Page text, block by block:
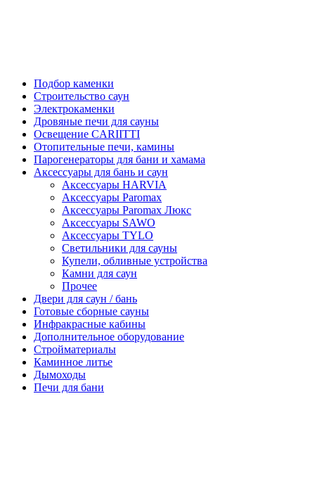
Подбор каменки
Строительство саун
Электрокаменки
Дровяные печи для сауны
Освещение CARIITTI
Отопительные печи, камины
Парогенераторы для бани и хамама
Аксессуары для бань и саун
Аксессуары HARVIA
Аксессуары Paromax
Аксессуары Paromax Люкс
Аксессуары SAWO
Аксессуары TYLO
Светильники для сауны
Купели, обливные устройства
Камни для саун
Прочее
Двери для саун / бань
Готовые сборные сауны
Инфракрасные кабины
Дополнительное оборудование
Стройматериалы
Каминное литье
Дымоходы
Печи для бани